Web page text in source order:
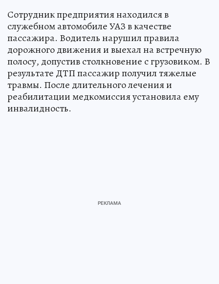
Сотрудник предприятия находился в
служебном автомобиле УАЗ в качестве
пассажира. Водитель нарушил правила
дорожного движения и выехал на встречную
полосу, допустив столкновение с грузовиком. В
результате ДТП пассажир получил тяжелые
травмы. После длительного лечения и
реабилитации медкомиссия установила ему
инвалидность.